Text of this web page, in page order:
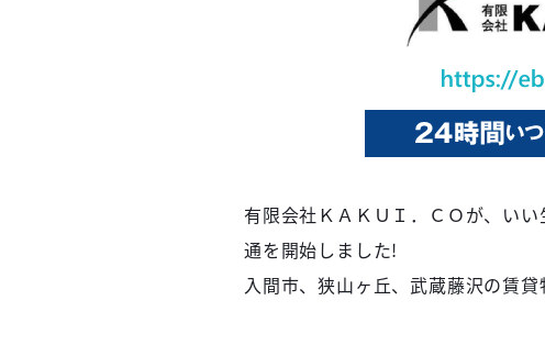
有限会社ＫＡＫＵＩ．ＣＯが、い
通を開始しました!
入間市、狭山ヶ丘、武蔵藤沢の賃